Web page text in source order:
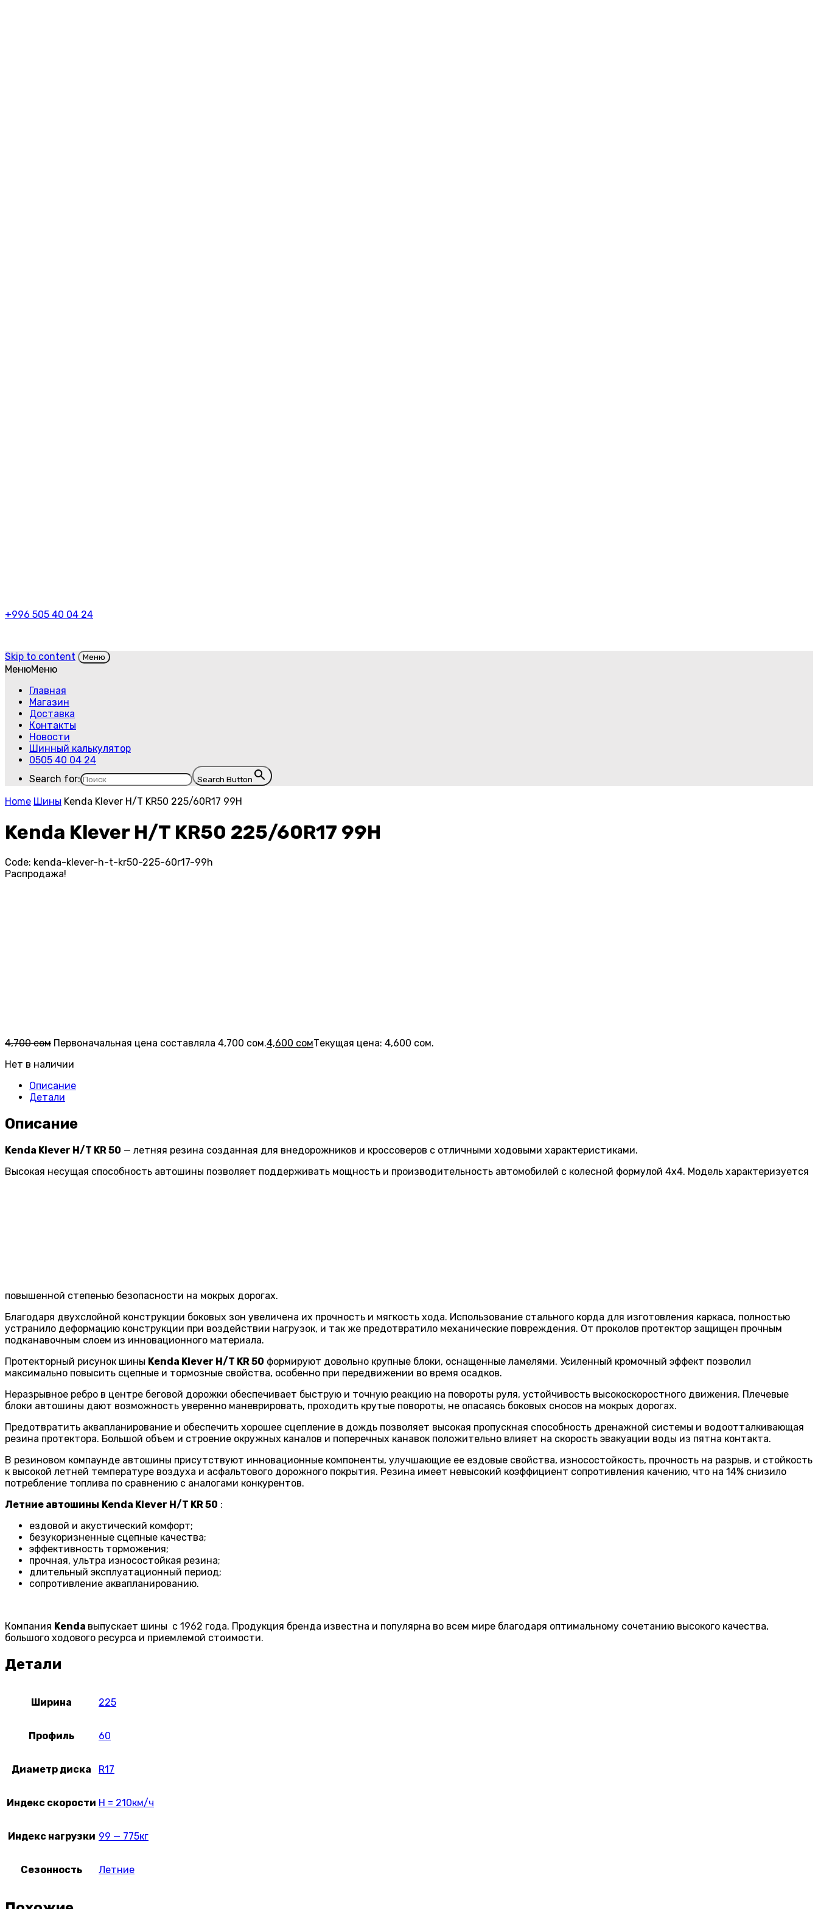
+996 505 40 04 24
Skip to content Меню
МенюМеню
Главная
Магазин
Доставка
Контакты
Новости
Шинный калькулятор
0505 40 04 24
Search for:
Search Button
Home Шины Kenda Klever H/T KR50 225/60R17 99H
Kenda Klever H/T KR50 225/60R17 99H
Code: kenda-klever-h-t-kr50-225-60r17-99h
Распродажа!
4,700сом Первоначальная цена составляла 4,700 сом.4,600 сомТекущая цена: 4,600 сом.
Нет в наличии
Описание
Детали
Описание
Kenda Klever H/T KR 50 — летняя резина созданная для внедорожников и кроссоверов с отличными ходовыми характеристиками.
Высокая несущая способность автошины позволяет поддерживать мощность и производительность автомобилей с колесной формулой 4х4. Модель характеризуется
повышенной степенью безопасности на мокрых дорогах.
Благодаря двухслойной конструкции боковых зон увеличена их прочность и мягкость хода. Использование стального корда для изготовления каркаса, полностью
устранило деформацию конструкции при воздействии нагрузок, и так же предотвратило механические повреждения. От проколов протектор защищен прочным
подканавочным слоем из инновационного материала.
Протекторный рисунок шины Kenda Klever H/T KR 50 формируют довольно крупные блоки, оснащенные ламелями. Усиленный кромочный эффект позволил
максимально повысить сцепные и тормозные свойства, особенно при передвижении во время осадков.
Неразрывное ребро в центре беговой дорожки обеспечивает быструю и точную реакцию на повороты руля, устойчивость высокоскоростного движения. Плечевые
блоки автошины дают возможность уверенно маневрировать, проходить крутые повороты, не опасаясь боковых сносов на мокрых дорогах.
Предотвратить аквапланирование и обеспечить хорошее сцепление в дождь позволяет высокая пропускная способность дренажной системы и водоотталкивающая
резина протектора. Большой объем и строение окружных каналов и поперечных канавок положительно влияет на скорость эвакуации воды из пятна контакта.
В резиновом компаунде автошины присутствуют инновационные компоненты, улучшающие ее ездовые свойства, износостойкость, прочность на разрыв, и стойкость
к высокой летней температуре воздуха и асфальтового дорожного покрытия. Резина имеет невысокий коэффициент сопротивления качению, что на 14% снизило
потребление топлива по сравнению с аналогами конкурентов.
Летние автошины Kenda Klever H/T KR 50 :
ездовой и акустический комфорт;
безукоризненные сцепные качества;
эффективность торможения;
прочная, ультра износостойкая резина;
длительный эксплуатационный период;
сопротивление аквапланированию.
Компания Kenda выпускает шины с 1962 года. Продукция бренда известна и популярна во всем мире благодаря оптимальному сочетанию высокого качества,
большого ходового ресурса и приемлемой стоимости.
Детали
Ширина 225
Профиль 60
Диаметр диска R17
Индекс скорости H = 210км/ч
Индекс нагрузки 99 — 775кг
Сезонность Летние